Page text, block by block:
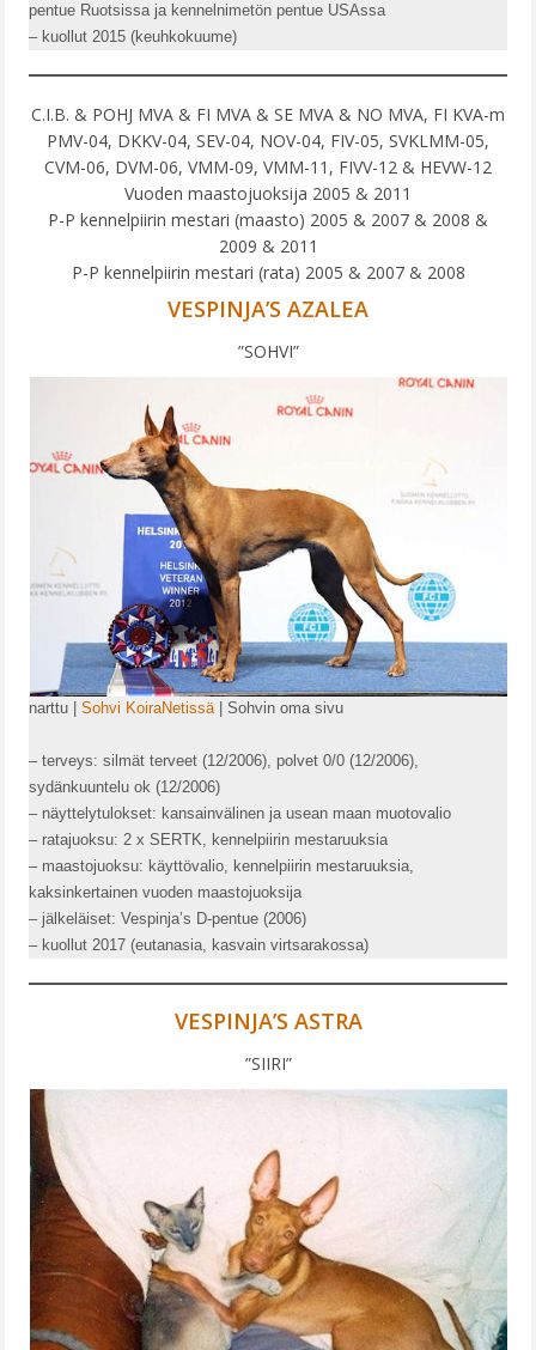
pentue Ruotsissa ja kennelnimetön pentue USAssa
– kuollut 2015 (keuhkokuume)
C.I.B. & POHJ MVA & FI MVA & SE MVA & NO MVA, FI KVA-m
PMV-04, DKKV-04, SEV-04, NOV-04, FIV-05, SVKLMM-05,
CVM-06, DVM-06, VMM-09, VMM-11, FIVV-12 & HEVW-12
Vuoden maastojuoksija 2005 & 2011
P-P kennelpiirin mestari (maasto) 2005 & 2007 & 2008 &
2009 & 2011
P-P kennelpiirin mestari (rata) 2005 & 2007 & 2008
VESPINJA’S AZALEA
”SOHVI”
narttu |Sohvi KoiraNetissä| Sohvin oma sivu
– terveys: silmät terveet (12/2006), polvet 0/0 (12/2006),
sydänkuuntelu ok (12/2006)
– näyttelytulokset: kansainvälinen ja usean maan muotovalio
– ratajuoksu: 2 x SERTK, kennelpiirin mestaruuksia
– maastojuoksu: käyttövalio, kennelpiirin mestaruuksia,
kaksinkertainen vuoden maastojuoksija
– jälkeläiset: Vespinja’s D-pentue (2006)
– kuollut 2017 (eutanasia, kasvain virtsarakossa)
VESPINJA’S ASTRA
”SIIRI”